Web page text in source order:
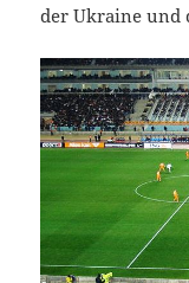
der Ukraine und